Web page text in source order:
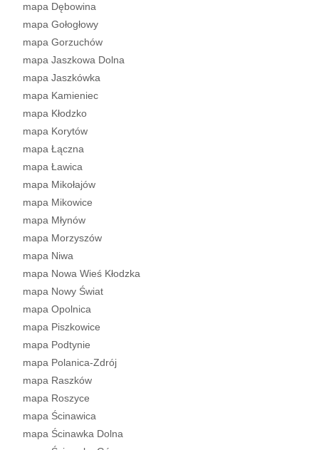
mapa Dębowina
mapa Gołogłowy
mapa Gorzuchów
mapa Jaszkowa Dolna
mapa Jaszkówka
mapa Kamieniec
mapa Kłodzko
mapa Korytów
mapa Łączna
mapa Ławica
mapa Mikołajów
mapa Mikowice
mapa Młynów
mapa Morzyszów
mapa Niwa
mapa Nowa Wieś Kłodzka
mapa Nowy Świat
mapa Opolnica
mapa Piszkowice
mapa Podtynie
mapa Polanica-Zdrój
mapa Raszków
mapa Roszyce
mapa Ścinawica
mapa Ścinawka Dolna